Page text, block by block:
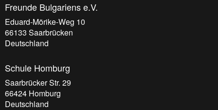
Freunde Bulgariens e.V.
Eduard-Mörike-Weg 10
66133 Saarbrücken
Deutschland
Schule Homburg
Saarbrücker Str. 29
66424 Homburg
Deutschland